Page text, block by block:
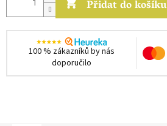
Přidat do košíku
100 % zákazníků by nás
doporučilo